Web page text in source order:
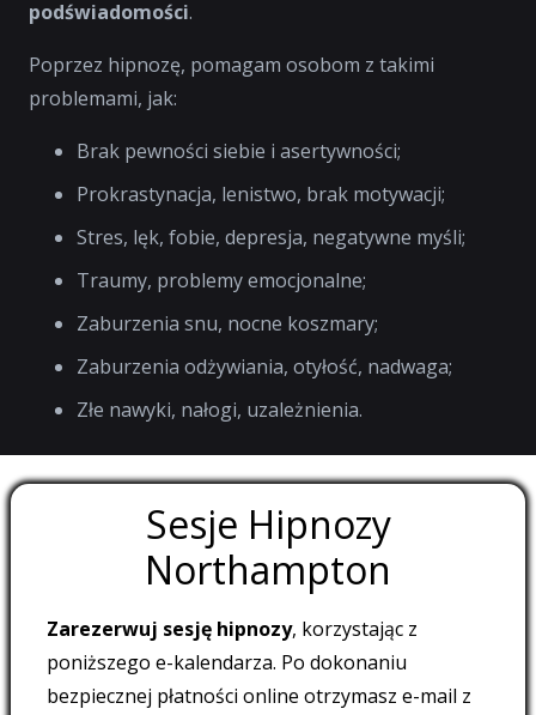
podświadomości.
Poprzez hipnozę, pomagam osobom z takimi
problemami, jak:
Brak pewności siebie i asertywności;
Prokrastynacja, lenistwo, brak motywacji;
Stres, lęk, fobie, depresja, negatywne myśli;
Traumy, problemy emocjonalne;
Zaburzenia snu, nocne koszmary;
Zaburzenia odżywiania, otyłość, nadwaga;
Złe nawyki, nałogi, uzależnienia.
Sesje Hipnozy
Northampton
Zarezerwuj sesję hipnozy, korzystając z
poniższego e-kalendarza. Po dokonaniu
bezpiecznej płatności online otrzymasz e-mail z